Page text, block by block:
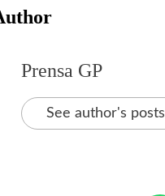
Prensa GP
See author's posts